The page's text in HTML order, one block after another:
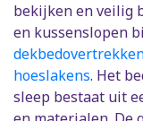
bekijken en veilig
en kussenslopen
hoeslakens. Het
sleep bestaat uit